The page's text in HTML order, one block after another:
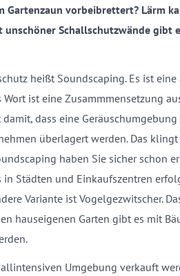
Gartenzaun vorbeibrettert? Lärm
Schallschutzwände gibt
heißt Soundscaping. Es ist
ist eine Zusammmensetzung
damit, dass eine
überlagert werden. Das
haben Sie sicher schon
Städten und Einkaufszentren
Variante ist Vogelgezwitscher.
hauseigenen Garten gibt es mit
Umgebung verkauft